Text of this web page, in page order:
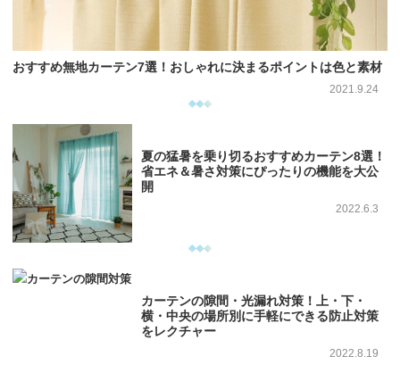
おすすめ無地カーテン7選！おしゃれに決まるポイントは色と素材
2021.9.24
夏の猛暑を乗り切るおすすめカーテン8選！
省エネ＆暑さ対策にぴったりの機能を大公
開
2022.6.3
カーテンの隙間・光漏れ対策！上・下・
横・中央の場所別に手軽にできる防止対策
をレクチャー
2022.8.19